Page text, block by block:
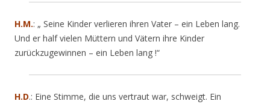
H.M.: „ Seine Kinder verlieren ihren Vater – ein Leben lang.
Und er half vielen Müttern und Vätern ihre Kinder
zurückzugewinnen – ein Leben lang !“
H.D.: Eine Stimme, die uns vertraut war, schweigt. Ein